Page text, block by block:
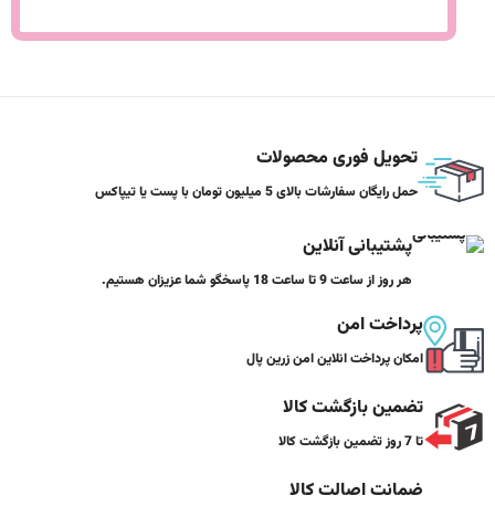
تحویل فوری محصولات
حمل رایگان سفارشات بالای 5 میلیون تومان با پست یا تیپاکس
پشتیبانی آنلاین
هر روز از ساعت 9 تا ساعت 18 پاسخگو شما عزیزان هستیم.
پرداخت امن
امکان پرداخت انلاین امن زرین پال
تضمین بازگشت کالا
تا 7 روز تضمین بازگشت کالا
ضمانت اصالت کالا